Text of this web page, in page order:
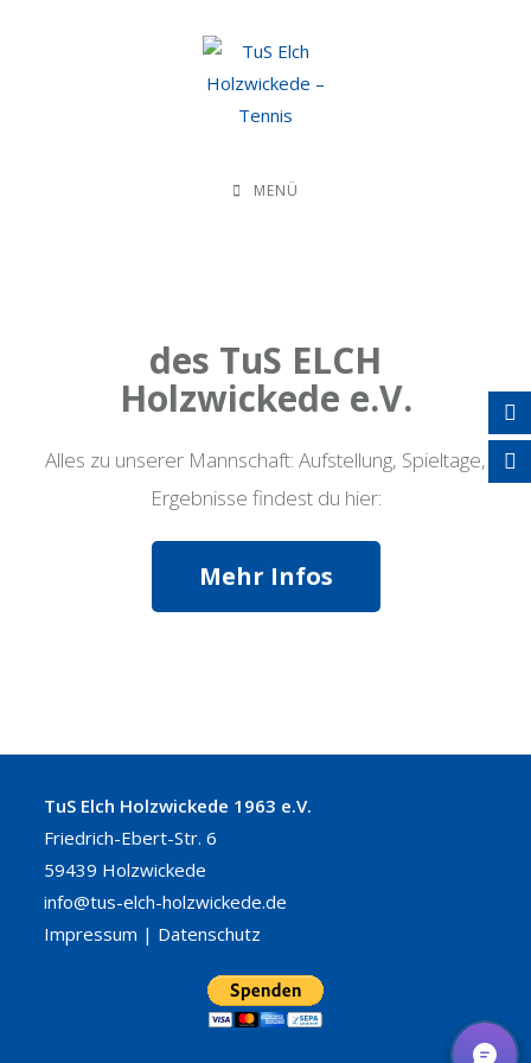
MENÜ
des TuS ELCH
Holzwickede e.V.
Alles zu unserer Mannschaft: Aufstellung, Spieltage,
Ergebnisse findest du hier:
Mehr Infos
TuS Elch Holzwickede 1963 e.V.
Friedrich-Ebert-Str. 6
59439 Holzwickede
info@tus-elch-holzwickede.de
Impressum | Datenschutz